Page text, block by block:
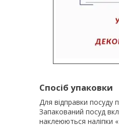
Спосіб упаковки
Для відправки посуду
Запакований посуд
наклеюються наліпки